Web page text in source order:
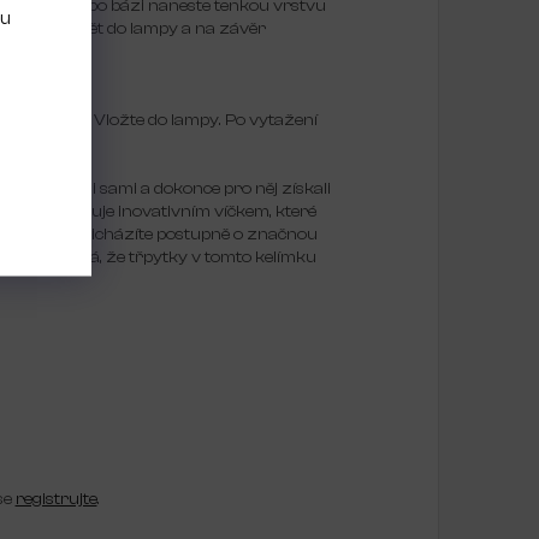
gel nebo bázi naneste tenkou vrstvu
chvíli zpět do lampy a na závěr
třpytkami. Vložte do lampy. Po vytažení
navrhli sami a dokonce pro něj získali
disponuje inovativním víčkem, které
Takto přicházíte postupně o značnou
znamená, že třpytky v tomto kelímku
registrujte.